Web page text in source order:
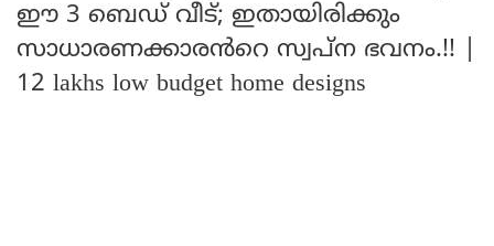
ഈ 3 ബെഡ് വീട്; ഇതായിരിക്കും
സാധാരണക്കാരൻറെ സ്വപ്ന ഭവനം.!! |
12 lakhs low budget home designs